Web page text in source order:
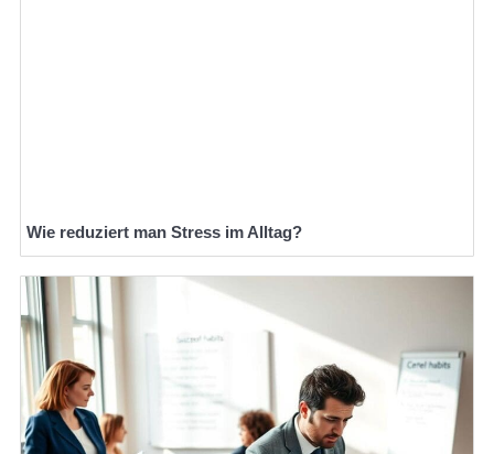
Wie reduziert man Stress im Alltag?